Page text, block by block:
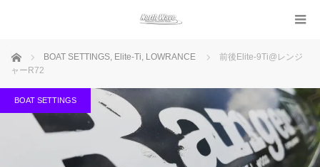
ホーム BOAT SETTINGS, Elite-Ti, LOWRANCE
前後Elite-9Ti@レンジ
ャーR72
BOAT SETTINGS